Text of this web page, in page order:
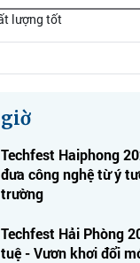
lượng tốt
Techfest Haiphong
đưa công nghệ từ ý
trường
Techfest Hải Phòng
tuệ - Vươn khơi đổi